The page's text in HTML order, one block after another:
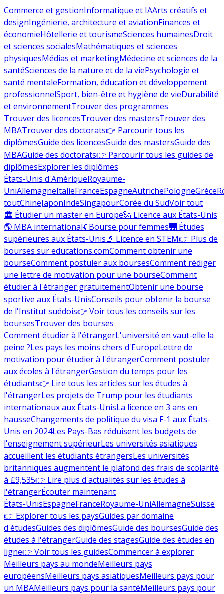
Commerce et gestionInformatique et IAArts créatifs et
designIngénierie, architecture et aviationFinances et
économieHôtellerie et tourismeSciences humainesDroit
et sciences socialesMathématiques et sciences
physiquesMédias et marketingMédecine et sciences de la
santéSciences de la nature et de la viePsychologie et
santé mentaleFormation, éducation et développement
professionnelSport, bien-être et hygiène de vieDurabilité
et environnementTrouver des programmes
Trouver des licencesTrouver des mastersTrouver des
MBATrouver des doctorats👉 Parcourir tous les
diplômesGuide des licencesGuide des mastersGuide des
MBAGuide des doctorats👉 Parcourir tous les guides de
diplômesExplorer les diplômes
États-Unis d'AmériqueRoyaume-
UniAllemagneItalieFranceEspagneAutrichePologneGrèce
toutChineJaponIndeSingapourCorée du SudVoir tout
🏛 Étudier un master en Europe🗽 Licence aux États-Unis
🌎 MBA international💃 Bourse pour femmes🌉 Études
supérieures aux États-Unis🔬 Licence en STEM👉 Plus de
bourses sur educations.comComment obtenir une
bourseComment postuler aux boursesComment rédiger
une lettre de motivation pour une bourseComment
étudier à l'étranger gratuitementObtenir une bourse
sportive aux États-UnisConseils pour obtenir la bourse
de l'Institut suédois👉 Voir tous les conseils sur les
boursesTrouver des bourses
Comment étudier à l'étrangerL'université en vaut-elle la
peine ?Les pays les moins chers d'EuropeLettre de
motivation pour étudier à l'étrangerComment postuler
aux écoles à l'étrangerGestion du temps pour les
étudiants👉 Lire tous les articles sur les études à
l'étrangerLes projets de Trump pour les étudiants
internationaux aux États-UnisLa licence en 3 ans en
hausseChangements de politique du visa F-1 aux États-
Unis en 2024Les Pays-Bas réduisent les budgets de
l'enseignement supérieurLes universités asiatiques
accueillent les étudiants étrangersLes universités
britanniques augmentent le plafond des frais de scolarité
à £9,535👉 Lire plus d'actualités sur les études à
l'étrangerÉcouter maintenant
États-UnisEspagneFranceRoyaume-UniAllemagneSuisse
👉 Explorer tous les paysGuides par domaine
d'étudesGuides des diplômesGuide des boursesGuide des
études à l'étrangerGuide des stagesGuide des études en
ligne👉 Voir tous les guidesCommencer à explorer
Meilleurs pays au mondeMeilleurs pays
européensMeilleurs pays asiatiquesMeilleurs pays pour
un MBAMeilleurs pays pour la santéMeilleurs pays pour